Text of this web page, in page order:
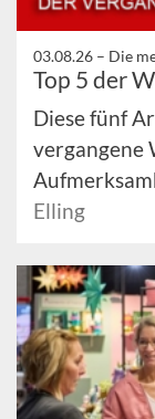
03.08.26 – Die
Top 5 der
Diese fünf
vergangene
Elling